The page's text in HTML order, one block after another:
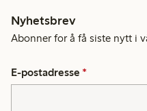
Nyhetsbrev
Abonner for å få siste nytt i
E-postadresse *